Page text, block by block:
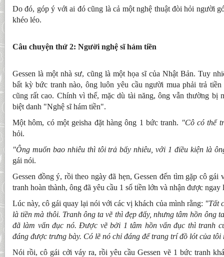
Do đó, góp ý với ai đó cũng là cả một nghệ thuật đòi hỏi người
khéo léo.
Câu chuyện thứ 2: Người nghệ sĩ hám tiền
Gessen là một nhà sư, cũng là một họa sĩ của Nhật Bản. Tuy
bất kỳ bức tranh nào, ông luôn yêu cầu người mua phải trả
cũng rất cao. Chính vì thế, mặc dù tài năng, ông vẫn thường bị
biệt danh "Nghệ sĩ hám tiền".
Một hôm, có một geisha đặt hàng ông 1 bức tranh. "Cô có thể
hỏi.
"Ông muốn bao nhiêu thì tôi trả bấy nhiêu, với 1 điều kiện là
gái nói.
Gessen đồng ý, rồi theo ngày đã hẹn, Gessen đến tìm gặp cô
tranh hoàn thành, ông đã yêu cầu 1 số tiền lớn và nhận được
Lúc này, cô gái quay lại nói với các vị khách của mình rằng: "Tất
là tiền mà thôi. Tranh ông ta vẽ thì đẹp đấy, nhưng tâm hồn ông
đã làm vẩn đục nó. Được vẽ bởi 1 tâm hồn vẩn đục thì tranh
đáng được trưng bày. Có lẽ nó chỉ đáng để trang trí đồ lót của
Nói rồi, cô gái cởi váy ra, rồi yêu cầu Gessen vẽ 1 bức tranh